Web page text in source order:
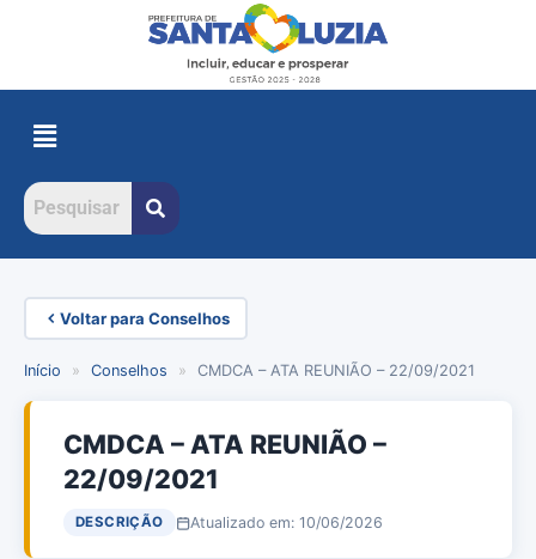
Voltar para Conselhos
Início » Conselhos » CMDCA – ATA REUNIÃO – 22/09/2021
CMDCA – ATA REUNIÃO –
22/09/2021
DESCRIÇÃO Atualizado em: 10/06/2026